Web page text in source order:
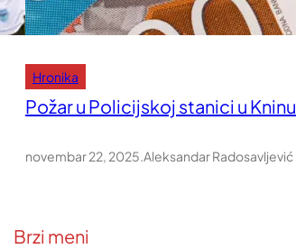
Hronika
Požar u Policijskoj stanici u Kninu
novembar 22, 2025.Aleksandar Radosavljević
Brzi meni